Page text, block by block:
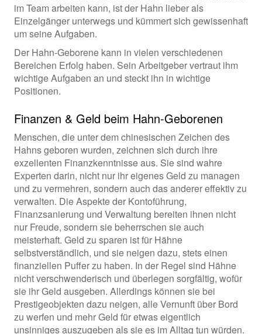
im Team arbeiten kann, ist der Hahn lieber als
Einzelgänger unterwegs und kümmert sich gewissenhaft
um seine Aufgaben.
Der Hahn-Geborene kann in vielen verschiedenen
Bereichen Erfolg haben. Sein Arbeitgeber vertraut ihm
wichtige Aufgaben an und steckt ihn in wichtige
Positionen.
Finanzen & Geld beim Hahn-Geborenen
Menschen, die unter dem chinesischen Zeichen des
Hahns geboren wurden, zeichnen sich durch ihre
exzellenten Finanzkenntnisse aus. Sie sind wahre
Experten darin, nicht nur ihr eigenes Geld zu managen
und zu vermehren, sondern auch das anderer effektiv zu
verwalten. Die Aspekte der Kontoführung,
Finanzsanierung und Verwaltung bereiten ihnen nicht
nur Freude, sondern sie beherrschen sie auch
meisterhaft. Geld zu sparen ist für Hähne
selbstverständlich, und sie neigen dazu, stets einen
finanziellen Puffer zu haben. In der Regel sind Hähne
nicht verschwenderisch und überlegen sorgfältig, wofür
sie ihr Geld ausgeben. Allerdings können sie bei
Prestigeobjekten dazu neigen, alle Vernunft über Bord
zu werfen und mehr Geld für etwas eigentlich
unsinniges auszugeben als sie es im Alltag tun würden.